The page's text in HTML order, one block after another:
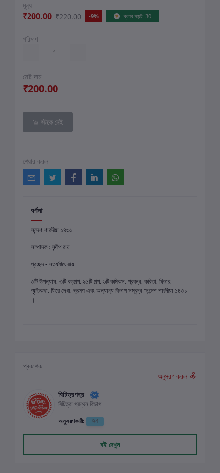
মূল্য
₹200.00 ₹220.00 -9% ক্লাব পয়েন্ট: 30
পরিমাণ
মোট দাম
₹200.00
স্টকে নেই
শেয়ার করুন
বর্ণনা
সন্দেশ শারদীয়া ১৪৩১
সম্পাদক : সন্দীপ রায়
প্রচ্ছদ - সত্যজিৎ রায়
৩টি উপন্যাস, ৩টি বড়গল্প, ২৫টি গল্প, ৬টি কমিকস, প্রবন্ধ, কবিতা, ফিচার,
স্মৃতিকথা, ফিরে দেখা, ভ্রমণ এবং অন্যান্য বিভাগ সম্বৃদ্ধ 'সন্দেশ শারদীয়া ১৪৩১'
।
প্রকাশক
অনুসরণ করুন
বিচিত্রপত্র
বিচিত্রা গ্রন্থন বিভাগ
অনুসরণকারী:
94
বই দেখুন